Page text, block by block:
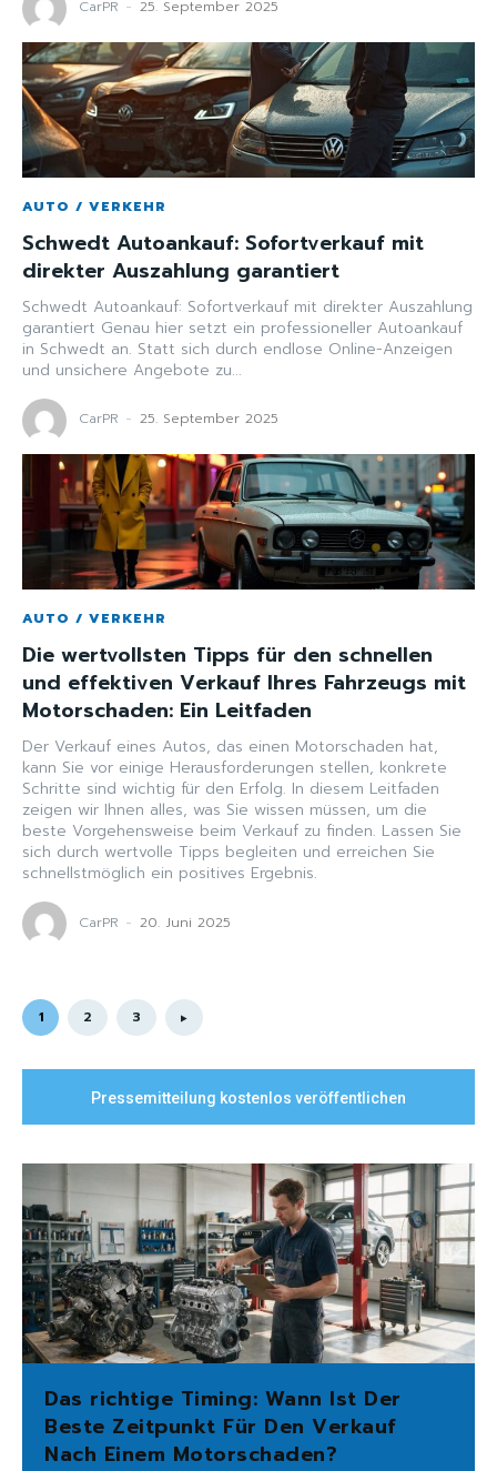
CarPR - 25. September 2025
AUTO / VERKEHR
Schwedt Autoankauf: Sofortverkauf mit
direkter Auszahlung garantiert
Schwedt Autoankauf: Sofortverkauf mit direkter Auszahlung
garantiert Genau hier setzt ein professioneller Autoankauf
in Schwedt an. Statt sich durch endlose Online-Anzeigen
und unsichere Angebote zu...
CarPR - 25. September 2025
AUTO / VERKEHR
Die wertvollsten Tipps für den schnellen
und effektiven Verkauf Ihres Fahrzeugs mit
Motorschaden: Ein Leitfaden
Der Verkauf eines Autos, das einen Motorschaden hat,
kann Sie vor einige Herausforderungen stellen, konkrete
Schritte sind wichtig für den Erfolg. In diesem Leitfaden
zeigen wir Ihnen alles, was Sie wissen müssen, um die
beste Vorgehensweise beim Verkauf zu finden. Lassen Sie
sich durch wertvolle Tipps begleiten und erreichen Sie
schnellstmöglich ein positives Ergebnis.
CarPR - 20. Juni 2025
1 2 3
Pressemitteilung kostenlos veröffentlichen
Das richtige Timing: Wann Ist Der
Beste Zeitpunkt Für Den Verkauf
Nach Einem Motorschaden?